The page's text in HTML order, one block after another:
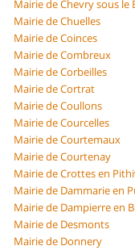
Mairie de Chevry sous le
Mairie de Chuelles
Mairie de Coinces
Mairie de Combreux
Mairie de Corbeilles
Mairie de Cortrat
Mairie de Coullons
Mairie de Courcelles
Mairie de Courtemaux
Mairie de Courtenay
Mairie de Crottes en
Mairie de Dammarie en
Mairie de Dampierre en
Mairie de Desmonts
Mairie de Donnery